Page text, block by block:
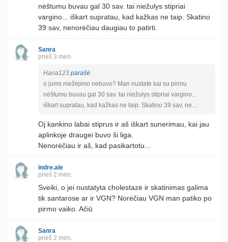
nėštumu buvau gal 30 sav. tai niežulys stipriai
vargino... iškart supratau, kad kažkas ne taip. Skatino
39 sav, nenorėčiau daugiau to patirti.
Sanra
prieš 3 mėn.
Hana123 parašė:
o jums niežėjimo nebuvo? Man nustatė kai su pirmu
nėštumu buvau gal 30 sav. tai niežulys stipriai vargino...
iškart supratau, kad kažkas ne taip. Skatino 39 sav, ne…
Oj kankino labai stiprus ir aš iškart sunerimau, kai jau
aplinkoje draugei buvo ši liga.
Nenorėčiau ir aš, kad pasikartotu...
indre.ale
prieš 2 mėn.
Sveiki, o jei nustatyta cholestazė ir skatinimas galima
tik santarose ar ir VGN? Norėčiau VGN man patiko po
pirmo vaiko. Ačiū
Sanra
prieš 2 mėn.